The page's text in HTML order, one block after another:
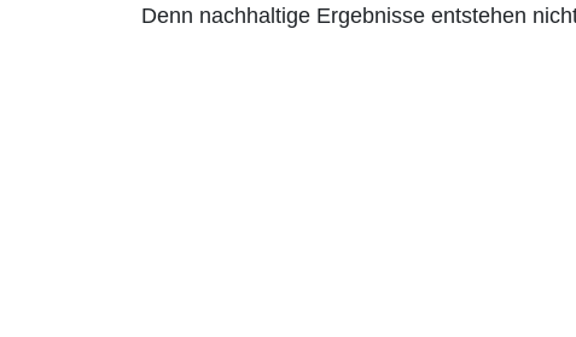
Denn nachhaltige Ergebnisse entstehen